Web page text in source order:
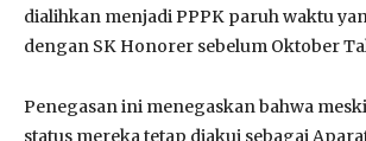
dialihkan menjadi PPPK paruh waktu
dengan SK Honorer sebelum Oktober
Penegasan ini menegaskan bahwa
status mereka tetap diakui sebagai